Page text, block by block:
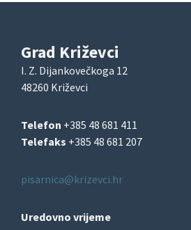
Grad Križevci
I. Z. Dijankovečkoga 12
48260 Križevci
Telefon +385 48 681 411
Telefaks +385 48 681 207
pisarnica@krizevci.hr
Uredovno vrijeme